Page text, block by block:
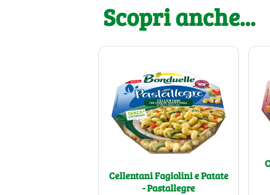
Scopri anche...
Cellentani Fagiolini e Patate
- Pastallegre